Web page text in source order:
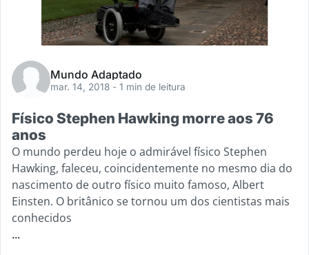
Mundo Adaptado
mar. 14, 2018 - 1 min de leitura
Físico Stephen Hawking morre aos 76
anos
O mundo perdeu hoje o admirável físico Stephen
Hawking, faleceu, coincidentemente no mesmo dia do
nascimento de outro físico muito famoso, Albert
Einsten. O britânico se tornou um dos cientistas mais
conhecidos
...